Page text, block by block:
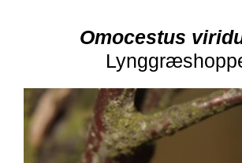
Omocestus